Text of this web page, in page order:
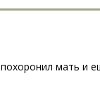
мать и